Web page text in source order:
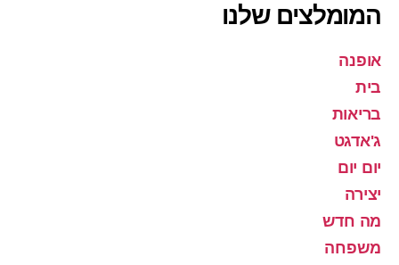
המומלצים שלנו
אופנה
בית
בריאות
ג'אדגט
יום יום
יצירה
מה חדש
משפחה